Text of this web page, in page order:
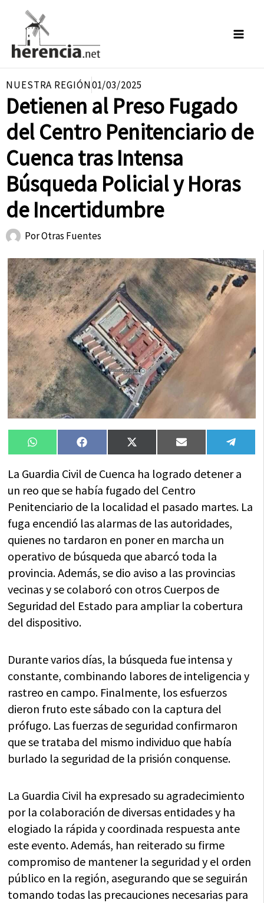
contenido
NUESTRA REGIÓN01/03/2025
Detienen al Preso Fugado
del Centro Penitenciario de
Cuenca tras Intensa
Búsqueda Policial y Horas
de Incertidumbre
PorOtras Fuentes
Compartir
en
WhatsAppCompartir
en
FacebookCompartir
en
X
(Twitter)
Compartir
en
Email
en
La Guardia Civil de Cuenca ha logrado detener a
un reo que se había fugado del Centro
Penitenciario de la localidad el pasado martes. La
fuga encendió las alarmas de las autoridades,
quienes no tardaron en poner en marcha un
operativo de búsqueda que abarcó toda la
provincia. Además, se dio aviso a las provincias
vecinas y se colaboró con otros Cuerpos de
Seguridad del Estado para ampliar la cobertura
del dispositivo.
Durante varios días, la búsqueda fue intensa y
constante, combinando labores de inteligencia y
rastreo en campo. Finalmente, los esfuerzos
dieron fruto este sábado con la captura del
prófugo. Las fuerzas de seguridad confirmaron
que se trataba del mismo individuo que había
burlado la seguridad de la prisión conquense.
La Guardia Civil ha expresado su agradecimiento
por la colaboración de diversas entidades y ha
elogiado la rápida y coordinada respuesta ante
este evento. Además, han reiterado su firme
compromiso de mantener la seguridad y el orden
público en la región, asegurando que se seguirán
tomando todas las precauciones necesarias para